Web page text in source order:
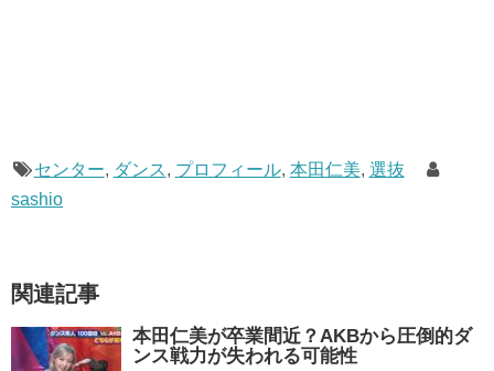
センター, ダンス, プロフィール, 本田仁美, 選抜
sashio
関連記事
本田仁美が卒業間近？AKBから圧倒的ダ
ンス戦力が失われる可能性